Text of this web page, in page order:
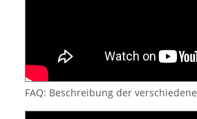
FAQ: Beschreibung der